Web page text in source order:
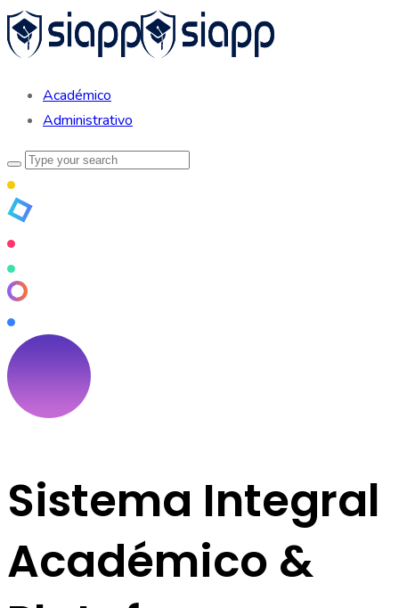
Académico
Administrativo
Sistema Integral
Académico &